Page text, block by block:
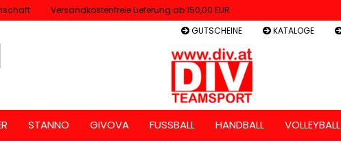
Versandkostenfreie Lieferung ab 150,00 EUR
GUTSCHEINE
KATALOGE
STANNO GIVOVA FUSSBALL HANDBALL VOLLEYBALL